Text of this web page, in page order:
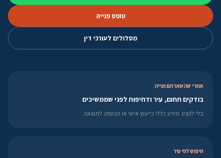
טופס פנייה
מסלולים לעורכי דין
אחרי שהשארתם פנייה
בודקים תחום, עיר ודחיפות לפני שממשיכים
בלי להציג מידע כללי כייעוץ אישי או הבטחה לתוצאה.
חיפוש לפי עיר